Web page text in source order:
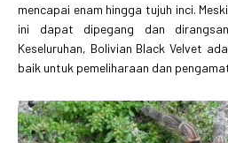
mencapai enam hingga tujuh inci.
ini dapat dipegang dan
Keseluruhan, Bolivian Black Velvet
baik untuk pemeliharaan dan